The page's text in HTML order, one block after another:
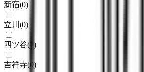
新宿(0)
立川 (0)
四ツ谷( )
吉祥寺(0)